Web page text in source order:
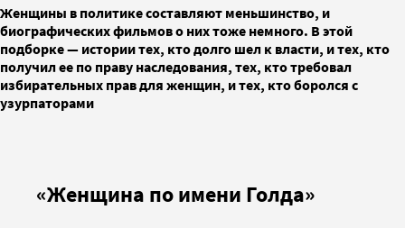
Женщины в политике составляют меньшинство, и
биографических фильмов о них тоже немного. В этой
подборке — истории тех, кто долго шел к власти, и тех, кто
получил ее по праву наследования, тех, кто требовал
избирательных прав для женщин, и тех, кто боролся с
узурпаторами
«Женщина по имени Голда»